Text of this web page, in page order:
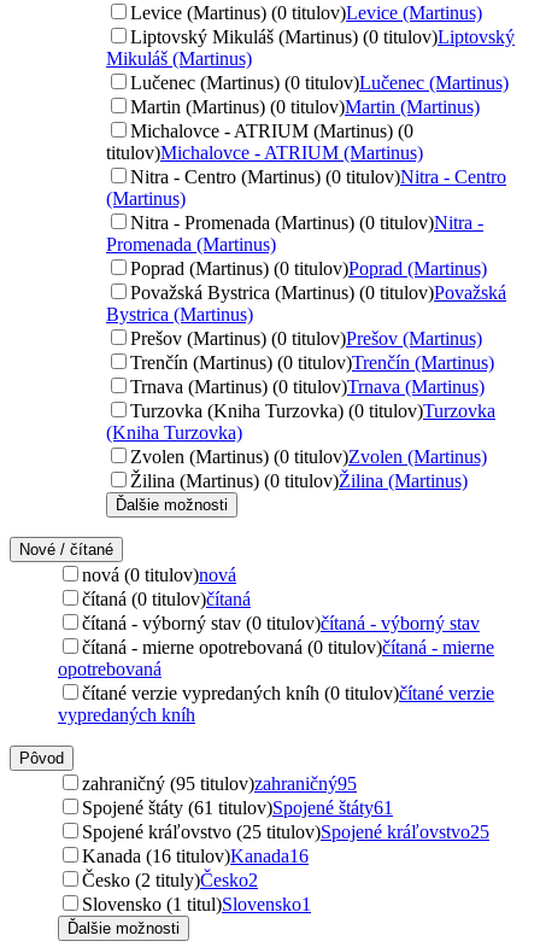
Levice (Martinus) (0 titulov)Levice (Martinus)
Liptovský Mikuláš (Martinus) (0 titulov)Liptovský
Mikuláš (Martinus)
Lučenec (Martinus) (0 titulov)Lučenec (Martinus)
Martin (Martinus) (0 titulov)Martin (Martinus)
Michalovce - ATRIUM (Martinus) (0
titulov)Michalovce - ATRIUM (Martinus)
Nitra - Centro (Martinus) (0 titulov)Nitra - Centro
(Martinus)
Nitra - Promenada (Martinus) (0 titulov)Nitra -
Promenada (Martinus)
Poprad (Martinus) (0 titulov)Poprad (Martinus)
Považská Bystrica (Martinus) (0 titulov)Považská
Bystrica (Martinus)
Prešov (Martinus) (0 titulov)Prešov (Martinus)
Trenčín (Martinus) (0 titulov)Trenčín (Martinus)
Trnava (Martinus) (0 titulov)Trnava (Martinus)
Turzovka (Kniha Turzovka) (0 titulov)Turzovka
(Kniha Turzovka)
Zvolen (Martinus) (0 titulov)Zvolen (Martinus)
Žilina (Martinus) (0 titulov)Žilina (Martinus)
Ďalšie možnosti
Nové / čítané
nová (0 titulov)nová
čítaná (0 titulov)čítaná
čítaná - výborný stav (0 titulov)čítaná - výborný stav
čítaná - mierne opotrebovaná (0 titulov)čítaná - mierne
opotrebovaná
čítané verzie vypredaných kníh (0 titulov)čítané verzie
vypredaných kníh
Pôvod
zahraničný (95 titulov)zahraničný95
Spojené štáty (61 titulov)Spojené štáty61
Spojené kráľovstvo (25 titulov)Spojené kráľovstvo25
Kanada (16 titulov)Kanada16
Česko (2 tituly)Česko2
Slovensko (1 titul)Slovensko1
Ďalšie možnosti